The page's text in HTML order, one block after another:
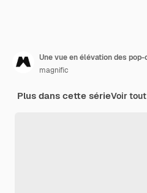
magnific
Plus dans cette sérieVoir tout